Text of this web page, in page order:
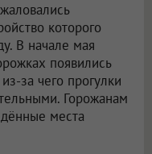
которого
В начале мая
появились
за чего прогулки
Горожанам
места